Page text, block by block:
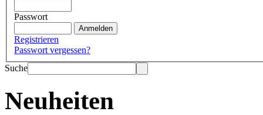
Passwort
Registrieren
Passwort vergessen?
Suche
Neuheiten